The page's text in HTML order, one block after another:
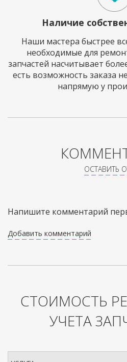
Наличие
Наши мастера быстрее
необходимые для
запчастей насчитывает
есть возможность заказа
напрямую у
ОСТАВИТЬ
Напишите комментарий
Добавить комментарий
СТОИМОСТЬ
УЧЕТА